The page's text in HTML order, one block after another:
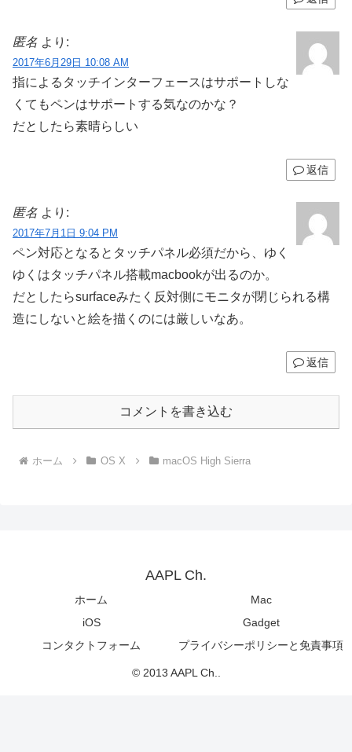
匿名 より:
2017年6月29日 10:08 AM
指によるタッチインターフェースはサポートしな
くてもペンはサポートする気なのかな？
だとしたら素晴らしい
返信
匿名 より:
2017年7月1日 9:04 PM
ペン対応となるとタッチパネル必須だから、ゆく
ゆくはタッチパネル搭載macbookが出るのか。
だとしたらsurfaceみたく反対側にモニタが閉じられる構
造にしないと絵を描くのには厳しいなあ。
返信
コメントを書き込む
ホーム OS X macOS High Sierra
AAPL Ch.
ホーム
Mac
iOS
Gadget
コンタクトフォーム
プライバシーポリシーと免責事項
© 2013 AAPL Ch..